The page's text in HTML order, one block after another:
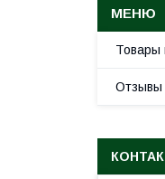
Товары
Отзывы